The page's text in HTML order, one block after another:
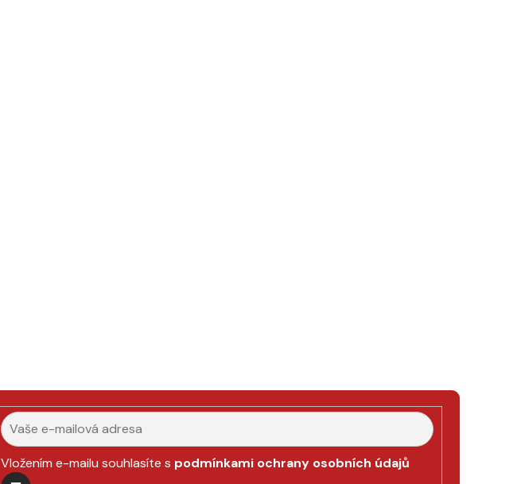
Vložením e-mailu souhlasíte s podmínkami ochrany osobních údajů